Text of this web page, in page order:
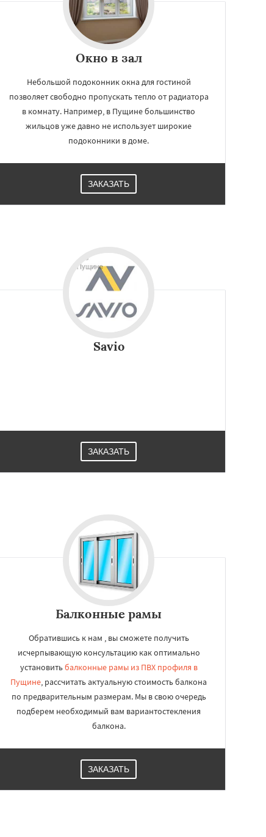
Окно в зал
Небольшой подоконник окна для гостиной
позволяет свободно пропускать тепло от радиатора
в комнату. Например, в Пущине большинство
жильцов уже давно не использует широкие
подоконники в доме.
ЗАКАЗАТЬ
Savio
ЗАКАЗАТЬ
Балконные рамы
Обратившись к нам , вы сможете получить
исчерпывающую консультацию как оптимально
установитьбалконные рамы из ПВХ профиля в
Пущине, рассчитать актуальную стоимость балкона
по предварительным размерам. Мы в свою очередь
подберем необходимый вам вариантостекления
балкона.
ЗАКАЗАТЬ